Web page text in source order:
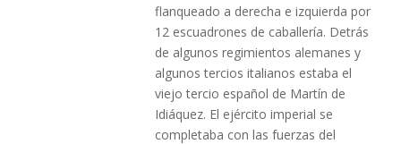
flanqueado a derecha e izquierda por
12 escuadrones de caballería. Detrás
de algunos regimientos alemanes y
algunos tercios italianos estaba el
viejo tercio español de Martín de
Idiáquez. El ejército imperial se
completaba con las fuerzas del